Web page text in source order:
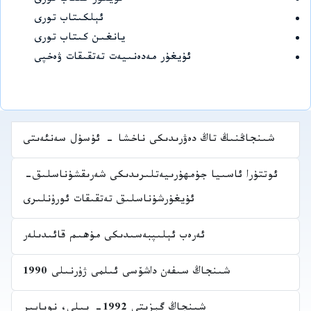
ئېلكىتاب تورى
يانغىن كىتاب تورى
ئۇيغۇر مەدەنىيەت تەتقىقات ۋەخپى
شىنجاڭنىڭ تاڭ دەۋرىدىكى ناخشا - ئۇسۇل سەنئەىتى
ئوتتۇرا ئاسىيا جۇمھۇرىيەتلىرىدىكى شەرىقشۇناسلىق-
ئۇيغۇرشۇناسلىق تەتقىقات ئورۇنلىرى
ئەرەب ئېلىپبەسىدىكى مۇھىم قائىدىلەر
شىنجاڭ سىفەن داشۆسى ئىلمى ژۇرنىلى 1990